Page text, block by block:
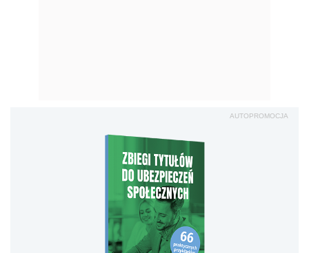
AUTOPROMOCJA